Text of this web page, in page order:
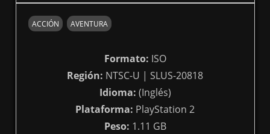
ACCIÓN AVENTURA
Formato: ISO
Región: NTSC-U | SLUS-20818
Idioma: (Inglés)
Plataforma: PlayStation 2
Peso: 1.11 GB